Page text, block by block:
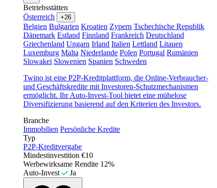
Betriebsstätten
Österreich
+26
Belgien Bulgarien Kroatien Zypern Tschechische Republik
Dänemark Estland Finnland Frankreich Deutschland
Griechenland Ungarn Irland Italien Lettland Litauen
Luxemburg Malta Niederlande Polen Portugal Rumänien
Slowakei Slowenien Spanien Schweden
Twino ist eine P2P-Kreditplattform, die Online-Verbraucher-
und Geschäftskredite mit Investoren-Schutzmechanismen
ermöglicht. Ihr Auto-Invest-Tool bietet eine mühelose
Diversifizierung basierend auf den Kriterien des Investors.
Branche
Immobilien Persönliche Kredite
Typ
P2P-Kreditvergabe
Mindestinvestition €10
Werbewirksame Rendite 12%
Auto-Invest
Ja